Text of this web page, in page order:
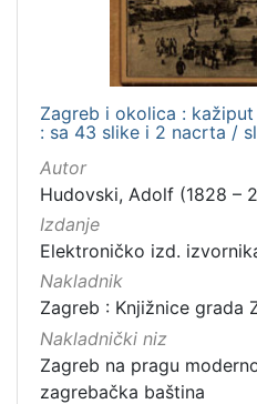
Zagreb i okolica :
: sa 43 slike i 2 nacrta /
Autor
Hudovski, Adolf (1828 –
Izdanje
Elektroničko izd.
Nakladnik
Zagreb : Knjižnice grada
Nakladnički niz
Zagreb na pragu
zagrebačka baština